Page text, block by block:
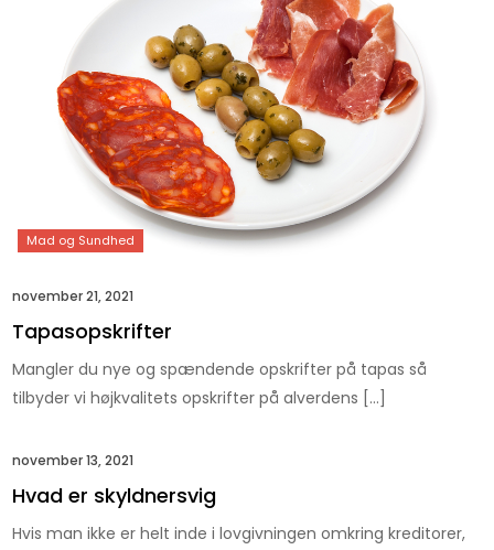
november 21, 2021
Tapasopskrifter
Mangler du nye og spændende opskrifter på tapas så
tilbyder vi højkvalitets opskrifter på alverdens […]
november 13, 2021
Hvad er skyldnersvig
Hvis man ikke er helt inde i lovgivningen omkring kreditorer,